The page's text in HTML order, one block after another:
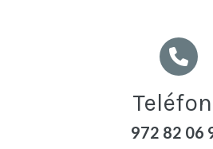
972 82 06